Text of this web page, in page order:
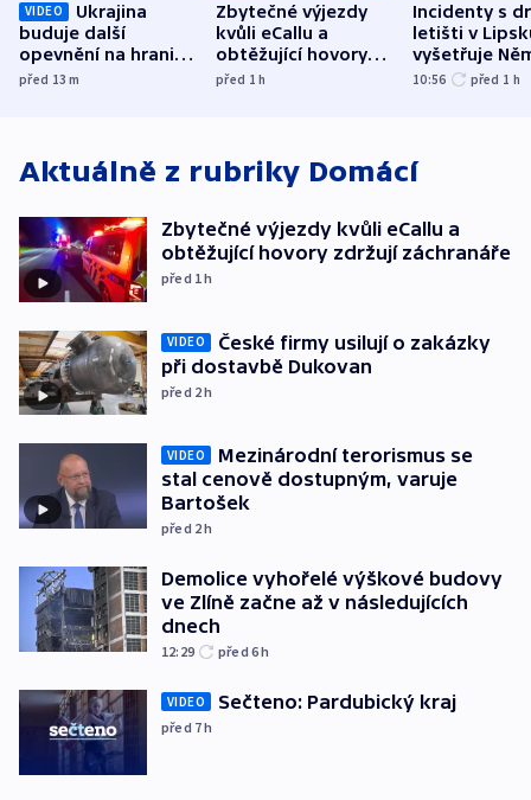
VIDEO
Ukrajina
buduje další
opevnění na hranici
s Běloruskem
před 13m
Zbytečné výjezdy
kvůli eCallu a
obtěžující hovory
zdržují záchranáře
před 1h
Incidenty s
letišti v
vyšetřuje
jako úmyslný
10:56 před 1 h
Aktuálně z rubriky Domácí
Zbytečné výjezdy kvůli eCallu a
obtěžující hovory zdržují záchranáře
před 1h
VIDEO
České firmy usilují o zakázky
při dostavbě Dukovan
před 2h
VIDEO
Mezinárodní terorismus se
stal cenově dostupným, varuje
Bartošek
před 2h
Demolice vyhořelé výškové budovy
ve Zlíně začne až v následujících
dnech
12:29 před 6h
VIDEO Sečteno: Pardubický kraj
před 7h